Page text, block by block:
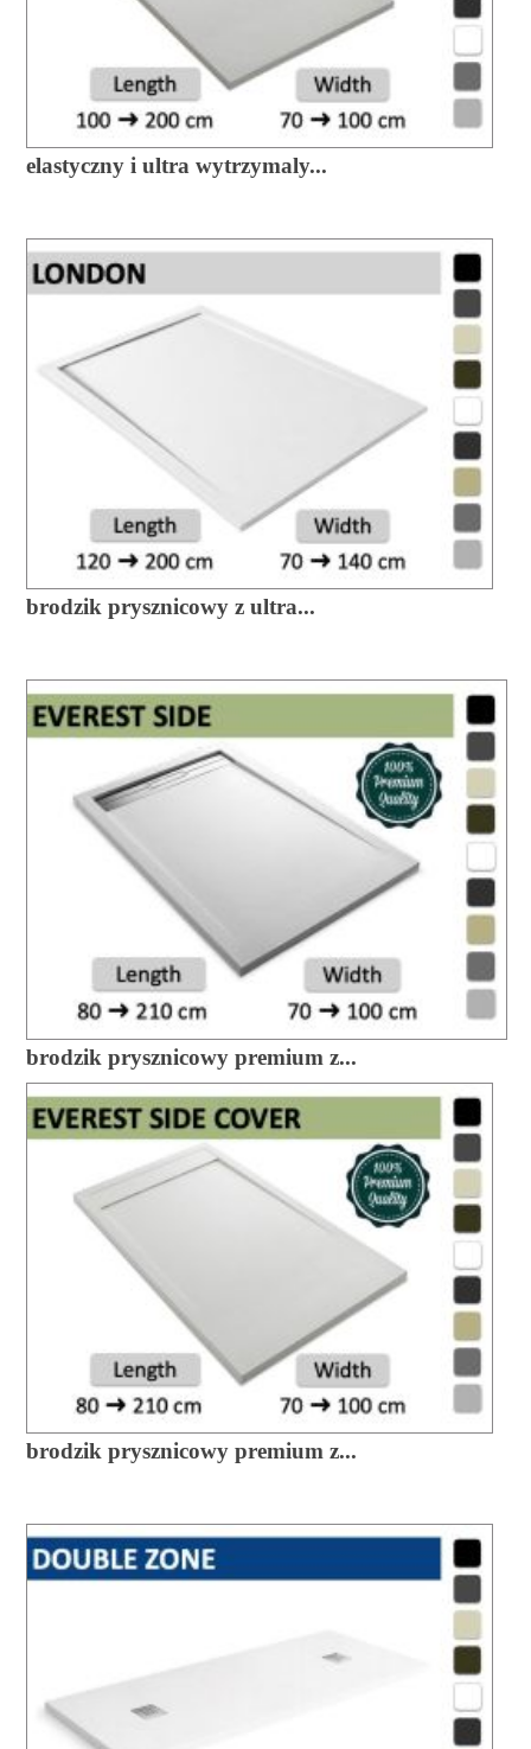
elastyczny i ultra wytrzymaly...
brodzik prysznicowy z ultra...
brodzik prysznicowy premium z...
brodzik prysznicowy premium z...